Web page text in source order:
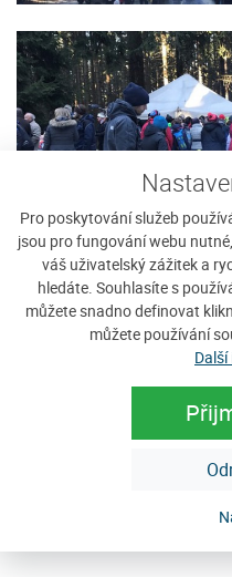
Pro poskytování služeb
jsou pro fungování webu
váš uživatelský zážitek a
hledáte. Souhlasíte s
můžete snadno definovat
můžete používání